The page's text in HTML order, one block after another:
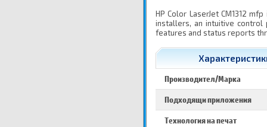
HP Color LaserJet CM1312
installers, an intuitive control
features and status reports
Производител/Марка
Подходящи приложения
Технология на печат